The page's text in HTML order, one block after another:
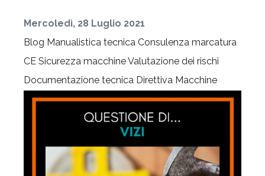
Mercoledì, 28 Luglio 2021
Blog Manualistica tecnica Consulenza marcatura
CE Sicurezza macchineValutazione dei rischi
Documentazione tecnica Direttiva Macchine